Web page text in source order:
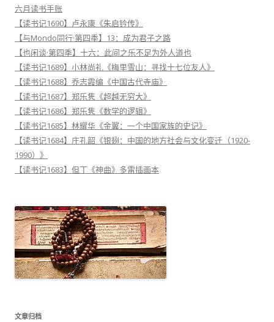
六月读书手账
【读书记1690】卢永康《朱启钤传》
【与Mondo同行·第四季】13：成为君子之路
【也闲谈·第四季】十六：此间之乐不足为外人道也
【读书记1689】小林尚礼《梅里雪山：寻找十七位友人》
【读书记1688】乔志霞编《中国古代寺庙》
【读书记1687】郑乐隽《超越无穷大》
【读书记1686】郑乐隽《数学的逻辑》
【读书记1685】林耀华《金翼：一个中国家族的史记》
【读书记1684】庄孔韶《银翅：中国的地方社会与文化变迁（1920-
1990）》
【读书记1683】但丁《神曲》多雷插画本
文章归档